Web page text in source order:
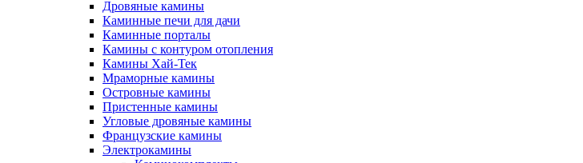
Дровяные камины
Каминные печи для дачи
Каминные порталы
Камины с контуром отопления
Камины Хай-Тек
Мраморные камины
Островные камины
Пристенные камины
Угловые дровяные камины
Французские камины
Электрокамины